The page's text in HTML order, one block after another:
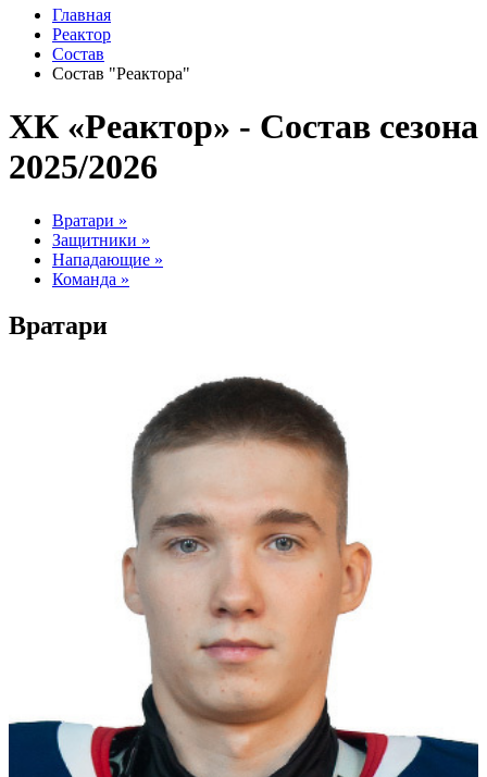
Главная
Реактор
Состав
Состав "Реактора"
ХК «Реактор» - Cостав сезона
2025/2026
Вратари »
Защитники »
Нападающие »
Команда »
Вратари